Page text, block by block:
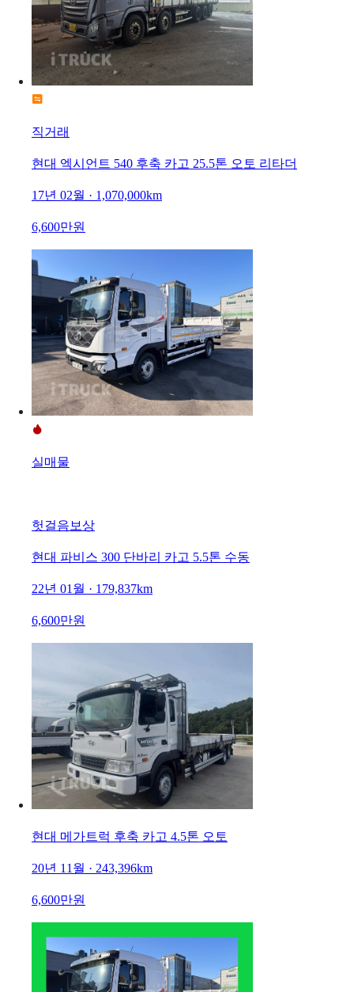
직거래
현대 엑시언트 540 후축 카고 25.5톤 오토 리타더
17년 02월 · 1,070,000km
6,600만원
실매물
헛걸음보상
현대 파비스 300 단바리 카고 5.5톤 수동
22년 01월 · 179,837km
6,600만원
현대 메가트럭 후축 카고 4.5톤 오토
20년 11월 · 243,396km
6,600만원